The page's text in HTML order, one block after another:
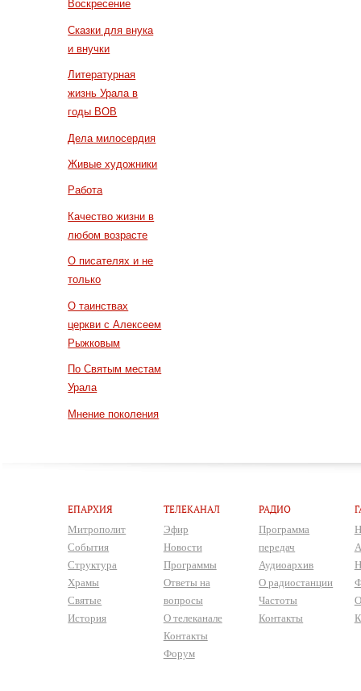
Воскресение
Сказки для внука
и внучки
Литературная
жизнь Урала в
годы ВОВ
Дела милосердия
Живые художники
Работа
Качество жизни в
любом возрасте
О писателях и не
только
О таинствах
церкви с Алексеем
Рыжковым
По Святым местам
Урала
Мнение поколения
ЕПАРХИЯ
Митрополит
События
Структура
Храмы
Святые
История
ТЕЛЕКАНАЛ
Эфир
Новости
Программы
Ответы на
вопросы
О телеканале
Контакты
Форум
РАДИО
Программа
передач
Аудиоархив
О радиостанции
Частоты
Контакты